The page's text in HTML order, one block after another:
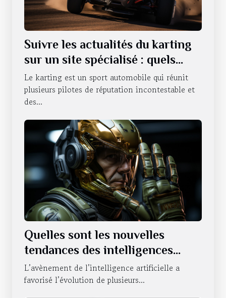
Suivre les actualités du karting
sur un site spécialisé : quels
sont les avantages qui en
découlent ?
Le karting est un sport automobile qui réunit
plusieurs pilotes de réputation incontestable et
des...
Quelles sont les nouvelles
tendances des intelligences
artificielles sur le statut du
NVIDIA ?
L’avènement de l’intelligence artificielle a
favorisé l’évolution de plusieurs...